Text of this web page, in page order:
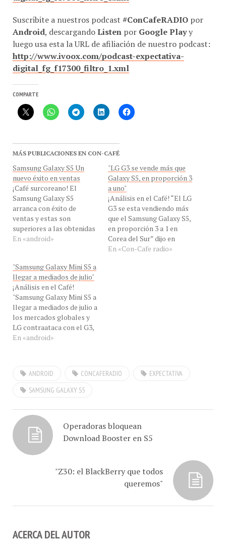
Suscribite a nuestros podcast #ConCafeRADIO por
Android , descargando Listen por Google Playy
luego usa esta la URL de afiliación de nuestro podcast:
http://www.ivoox.com/podcast-expectativa-
digital_fg_f17300_filtro_1.xml
MÁS PUBLICACIONES EN CON-CAFÉ
Samsung Galaxy S5 Un
nuevo éxito en ventas
¡Café surcoreano! El
Samsung Galaxy S5
arranca con éxito de
ventas y estas son
superiores a las obtenidas
por el Samsung Galaxy S4.
se recordará, este viernes
fue el debut comercial
global de este nuevo
dispositivo en 125 países,
lanzado en…
En «android»
"LG G3 se vende más que
Galaxy S5, en proporción 3
a uno"
¡Análisis en el Café! “El LG
G3 se esta vendiendo más
que el Samsung Galaxy S5,
en proporción 3 a 1 en
Corea del Sur” dijo en
exclusiva para
En «Con-Cafe radio»
"Samsung Galaxy Mini S5 a
llegar a mediados de julio"
¡Análisis en el Café!
"Samsung Galaxy Mini S5 a
llegar a mediados de julio a
los mercados globales y
LG contraataca con el G3,
pero no tiene un mercadeo
Analista de Con-Cafe, por
Samsung
En «android»
ANDROID CONCAFERADIO
EXPECTATIVA
SAMSUNG GALAXY S5
Operadoras bloquean
Download Booster en S5
"Z30: el BlackBerry que todos
queremos"
ACERCA DEL AUTOR